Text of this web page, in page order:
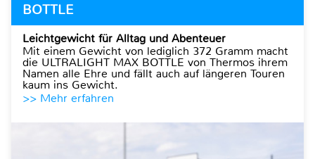
BOTTLE
Leichtgewicht für Alltag und Abenteuer
Mit einem Gewicht von lediglich 372 Gramm macht
die ULTRALIGHT MAX BOTTLE von Thermos ihrem
Namen alle Ehre und fällt auch auf längeren Touren
kaum ins Gewicht.
>> Mehr erfahren